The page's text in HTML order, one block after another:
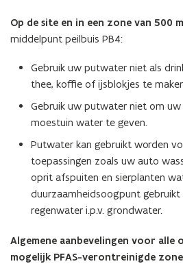
Op de site en in een zone van 500
middelpunt peilbuis PB4:
Gebruik uw putwater niet als
thee, koffie of ijsblokjes te
Gebruik uw putwater niet om
moestuin water te geven.
Putwater kan gebruikt worden
toepassingen zoals uw auto
oprit afspuiten en sierplanten
duurzaamheidsoogpunt
regenwater i.p.v. grondwater.
Algemene aanbevelingen voor alle
mogelijk PFAS-verontreinigde